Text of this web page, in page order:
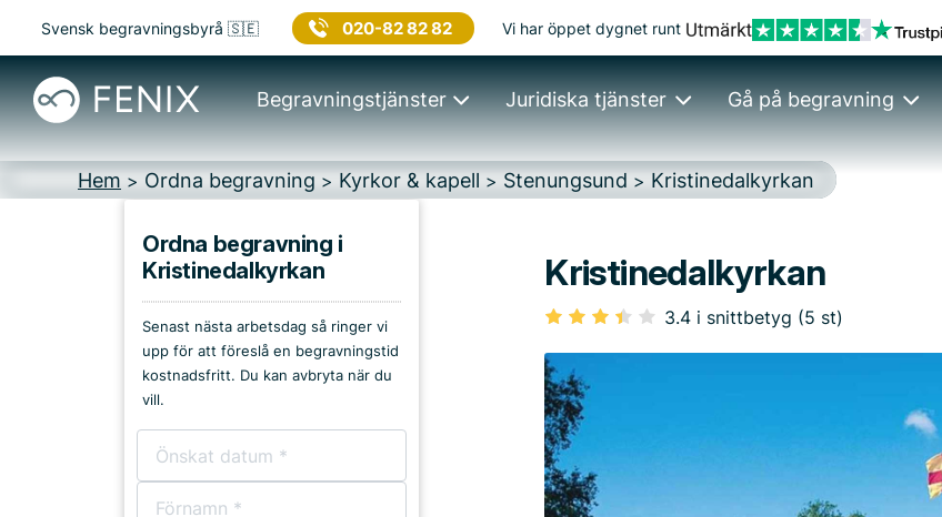
Svensk begravningsbyrå 🇸🇪 020-82 82 82 Vi har öppet dygnet runt
Begravningstjänster Juridiska tjänster Gå på begravning
Hem > Ordna begravning > Kyrkor & kapell > Stenungsund > Kristinedalkyrkan
Stenungsund
Kyrkor & kapell
Församlingshem
Bårhus
Ordna begravning i
Kristinedalkyrkan
Senast nästa arbetsdag så ringer vi
upp för att föreslå en begravningstid
kostnadsfritt. Du kan avbryta när du
vill.
Kristinedalkyrkan
3.4 i snittbetyg (5 st)